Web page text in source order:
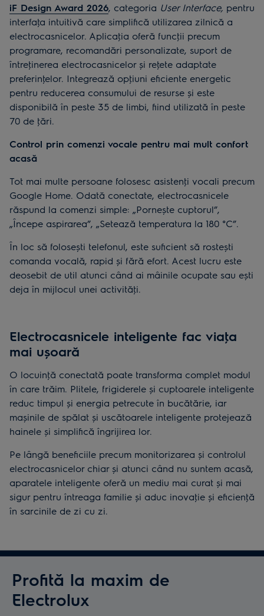
iF Design Award 2026, categoria User Interface, pentru
interfaţa intuitivă care simplifică utilizarea zilnică a
electrocasnicelor. Aplicaţia oferă funcţii precum
programare, recomandări personalizate, suport de
întreţinerea electrocasnicelor și reţete adaptate
preferinţelor. Integrează opţiuni eficiente energetic
pentru reducerea consumului de resurse și este
disponibilă în peste 35 de limbi, fiind utilizată în peste
70 de ţări.
Control prin comenzi vocale pentru mai mult confort
acasă
Tot mai multe persoane folosesc asistenţi vocali precum
Google Home. Odată conectate, electrocasnicele
răspund la comenzi simple: „Pornește cuptorul”,
„Începe aspirarea”, „Setează temperatura la 180 °C”.
În loc să folosești telefonul, este suficient să rostești
comanda vocală, rapid și fără efort. Acest lucru este
deosebit de util atunci când ai mâinile ocupate sau ești
deja în mijlocul unei activităţi.
Electrocasnicele inteligente fac viaţa
mai ușoară
O locuinţă conectată poate transforma complet modul
în care trăim. Plitele, frigiderele și cuptoarele inteligente
reduc timpul și energia petrecute în bucătărie, iar
mașinile de spălat și uscătoarele inteligente protejează
hainele și simplifică îngrijirea lor.
Pe lângă beneficiile precum monitorizarea și controlul
electrocasnicelor chiar și atunci când nu suntem acasă,
aparatele inteligente oferă un mediu mai curat și mai
sigur pentru întreaga familie și aduc inovaţie și eficienţă
în sarcinile de zi cu zi.
Profită la maxim de
Electrolux